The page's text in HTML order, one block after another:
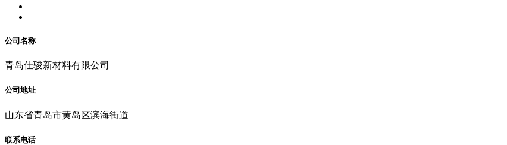
公司名称
青岛仕骏新材料有限公司
公司地址
山东省青岛市黄岛区滨海街道
联系电话